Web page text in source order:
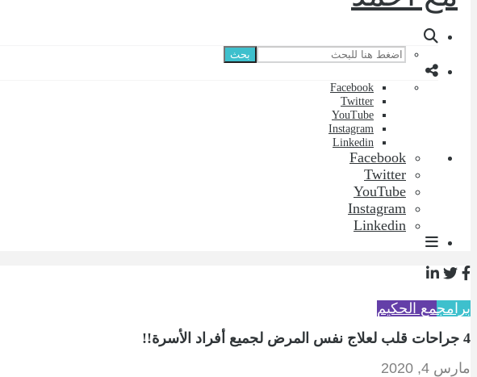
بحث
Facebook
Twitter
YouTube
Instagram
Linkedin
Facebook
Twitter
YouTube
Instagram
Linkedin
برامجمع الحكيم
4 جراحات قلب لعلاج نفس المرض لجميع أفراد الأسرة!!
مارس 4, 2020